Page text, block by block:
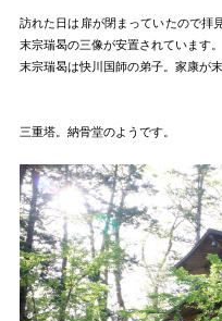
訪れた日は扉が閉まっていたので拝
末宗瑞曷の三像が安置されています。
末宗瑞曷は快川国師の弟子。家康が
三重塔。納骨堂のようです。